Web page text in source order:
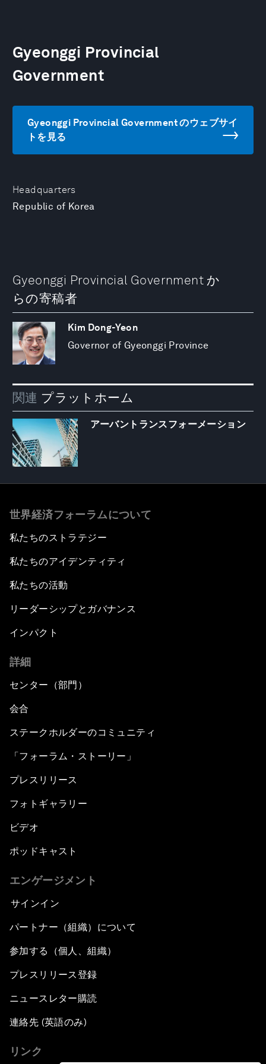
Headquarters
Republic of Korea
Gyeonggi Provincial
Government
Gyeonggi Provincial Government のウェブサイ
トを見る
Gyeonggi Provincial Government か
らの寄稿者
Kim Dong-Yeon
Governor of Gyeonggi Province
関連 プラットホーム
アーバントランスフォーメーション
世界経済フォーラムについて
私たちのストラテジー
私たちのアイデンティティ
私たちの活動
リーダーシップとガバナンス
インパクト
詳細
センター（部門）
会合
ステークホルダーのコミュニティ
「フォーラム・ストーリー」
プレスリリース
フォトギャラリー
ビデオ
ポッドキャスト
エンゲージメント
サインイン
パートナー（組織）について
参加する（個人、組織）
プレスリリース登録
ニュースレター購読
連絡先 (英語のみ)
リンク